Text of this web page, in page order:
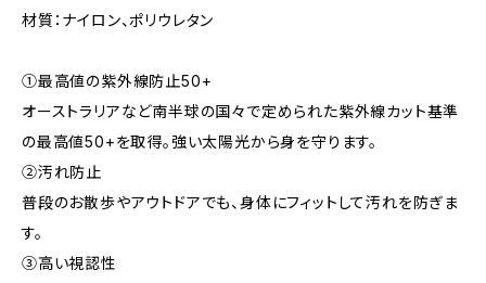
材質：ナイロン、ポリウレタン
①最高値の紫外線防止50+
オーストラリアなど南半球の国々で定められた紫外線カット基準
の最高値50+を取得。強い太陽光から身を守ります。
②汚れ防止
普段のお散歩やアウトドアでも、身体にフィットして汚れを防ぎま
す。
③高い視認性